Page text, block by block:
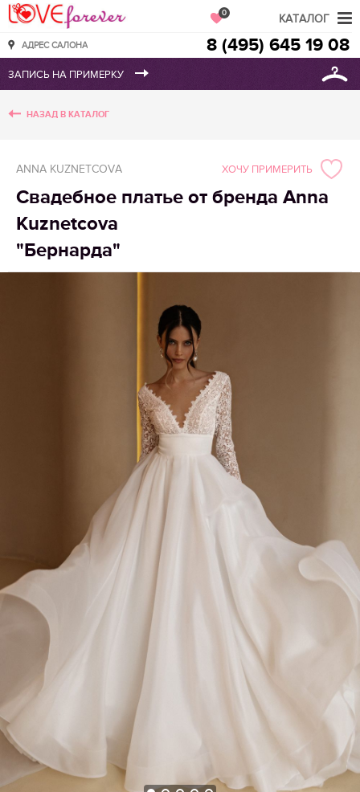
Love Forever
АДРЕС САЛОНА
0
8 (495) 645 19 08
НАЗАД В КАТАЛОГ
ANNA KUZNETCOVA
Свадебное платье от бренда Anna
Kuznetcova
"Бернарда"
ХОЧУ ПРИМЕРИТЬ
КАТАЛОГ